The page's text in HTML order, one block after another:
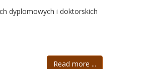
dyplomowych i doktorskich
Read more ...